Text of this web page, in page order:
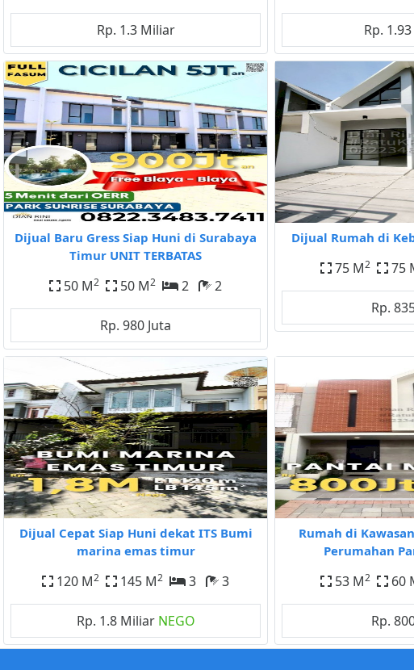
Rp. 1.3 Miliar Rp.
Dijual Baru Gress Siap Huni di Surabaya
Timur UNIT TERBATAS
50 M2 50 M2 2 2
Rp. 980 Juta
Dijual Rumah di
75 M2 75
Rp.
Dijual Cepat Siap Huni dekat ITS Bumi
marina emas timur
120 M2 145 M2 3 3
Rp. 1.8 Miliar NEGO
Rumah di
Perumahan
53 M2 60
Rp.